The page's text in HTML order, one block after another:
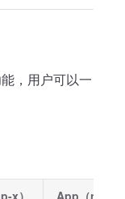
，用户可以一
x） App（nvue